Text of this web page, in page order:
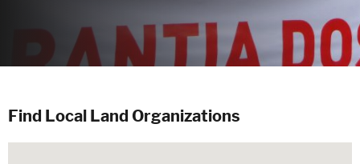
Find Local Land Organizations